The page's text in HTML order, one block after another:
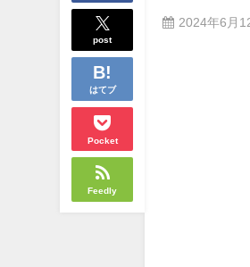
post
はてブ
Pocket
Feedly
2024年6月